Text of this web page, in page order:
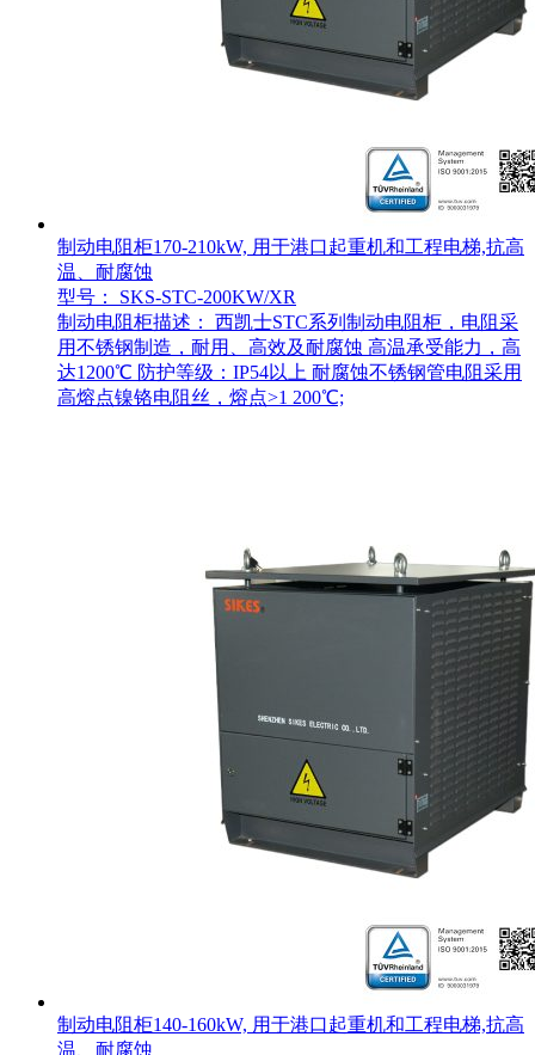
制动电阻柜170-210kW, 用于港口起重机和工程电梯,抗高
温、耐腐蚀
型号： SKS-STC-200KW/XR
制动电阻柜描述： 西凯士STC系列制动电阻柜，电阻采
用不锈钢制造，耐用、高效及耐腐蚀 高温承受能力，高
达1200℃ 防护等级：IP54以上 耐腐蚀不锈钢管电阻采用
高熔点镍铬电阻丝，熔点>1 200℃;
制动电阻柜140-160kW, 用于港口起重机和工程电梯,抗高
温、耐腐蚀